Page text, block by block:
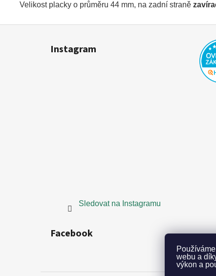
webu a
výkon a
Velikost placky o průměru 44 mm, na zadní straně
Z
Instagram
Sledovat na Instagramu
Facebook